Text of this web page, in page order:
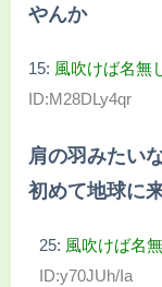
やんか
15: 風吹けば名無
ID:M28DLy4qr
肩の羽みたい
初めて地球に
25: 風吹けば名
ID:y70JUh/Ia